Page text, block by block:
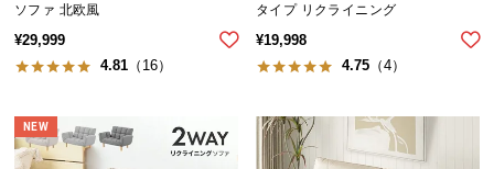
ソファ 北欧風
¥29,999
4.81 （16）
タイプ リクライニング
¥19,998
4.75 （4）
NEW